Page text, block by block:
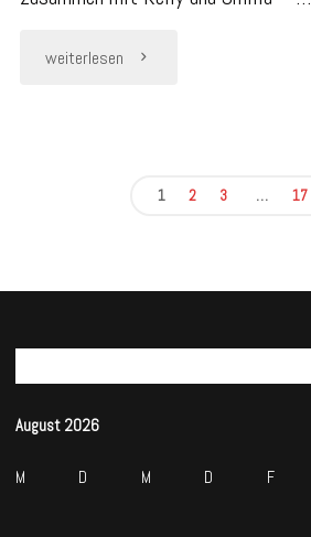
weiterlesen "Du
Seitennummerierung
der1 2 3 … 17
August 2026
M D M D F